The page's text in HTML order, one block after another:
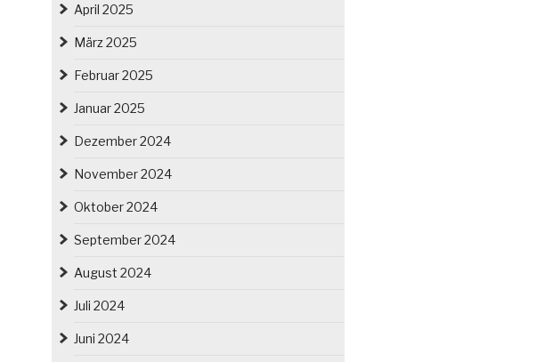
April 2025
März 2025
Februar 2025
Januar 2025
Dezember 2024
November 2024
Oktober 2024
September 2024
August 2024
Juli 2024
Juni 2024